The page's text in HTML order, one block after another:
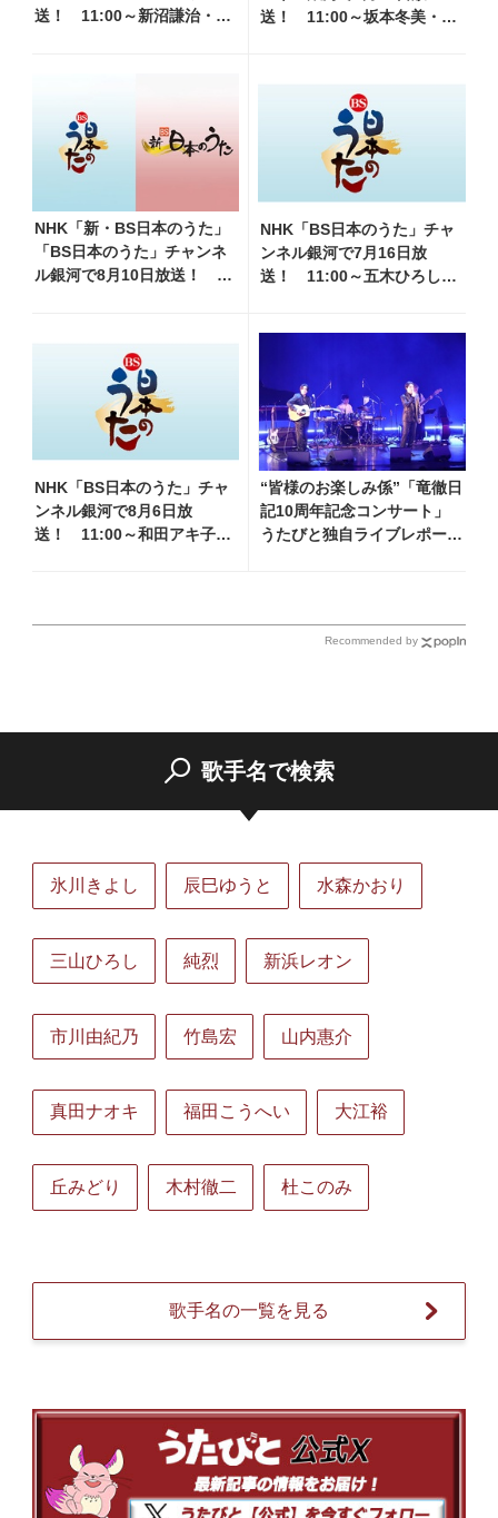
送！ 11:00～新沼謙治・水
送！ 11:00～坂本冬美・水
送回の出演者・曲目情報
NHK「新・BS日本のうた」
「BS日本のうた」チャンネ
ル銀河で8月10日放送！
小椋佳・石川さゆり他登
場！ 各放送回の出演者・
NHK「BS日本のうた」チャ
ンネル銀河で7月16日放
送！ 11:00～五木ひろし・
美他登場！ 各放送回の出演
NHK「BS日本のうた」チャ
ンネル銀河で8月6日放
送！ 11:00～和田アキ子・
“皆様のお楽しみ係”「竜徹日
記10周年記念コンサート」
うたびと独自ライブレポー
Recommended by
歌手名で検索
氷川きよし 辰巳ゆうと 水森かおり
三山ひろし 純烈 新浜レオン
市川由紀乃 竹島宏 山内惠介
真田ナオキ 福田こうへい 大江裕
丘みどり 木村徹二 杜このみ
歌手名の一覧を見る